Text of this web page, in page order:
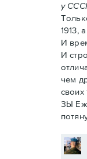
у
1913,
И
И
чем
своих
ЗЫ